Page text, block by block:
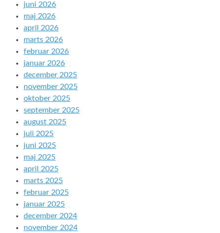
juni 2026
maj 2026
april 2026
marts 2026
februar 2026
januar 2026
december 2025
november 2025
oktober 2025
september 2025
august 2025
juli 2025
juni 2025
maj 2025
april 2025
marts 2025
februar 2025
januar 2025
december 2024
november 2024